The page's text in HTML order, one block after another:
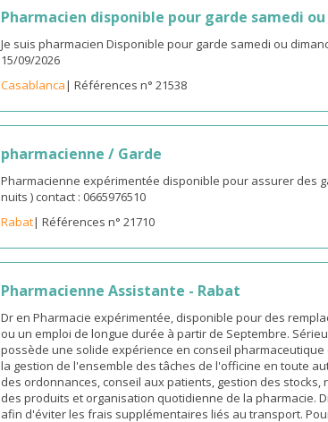
Pharmacien disponible pour garde samedi
Je suis pharmacien Disponible pour garde samedi ou
15/09/2026
Casablanca| Références n° 21538
pharmacienne / Garde
Pharmacienne expérimentée disponible pour assurer des
nuits ) contact : 0665976510
Rabat| Références n° 21710
Pharmacienne Assistante - Rabat
Dr en Pharmacie expérimentée, disponible pour des
ou un emploi de longue durée à partir de Septembre.
possède une solide expérience en conseil
la gestion de l'ensemble des tâches de l'officine en toute
des ordonnances, conseil aux patients, gestion des stocks,
des produits et organisation quotidienne de la pharmacie.
afin d'éviter les frais supplémentaires liés au transport.